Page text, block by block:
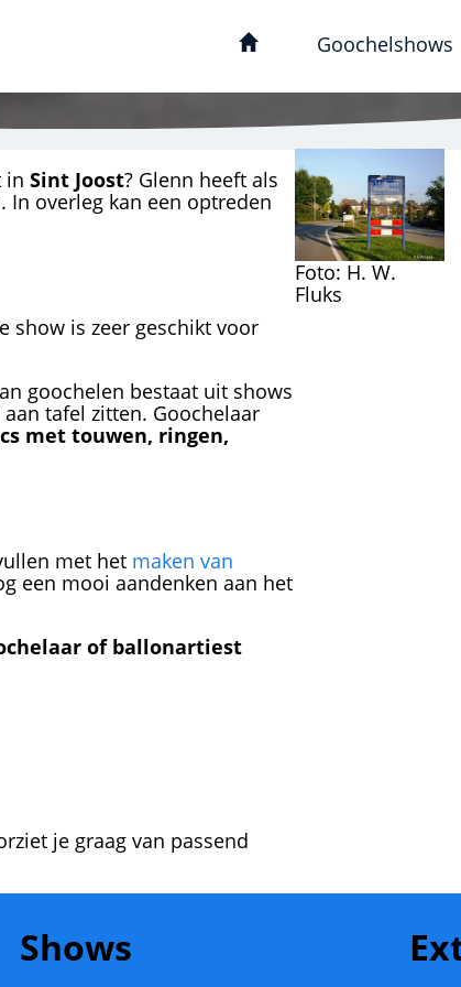
Goochelshows
in Sint Joost? Glenn heeft als
overleg kan een optreden
show is zeer geschikt voor
goochelen bestaat uit shows
tafel zitten. Goochelaar
met touwen, ringen,
met het maken van
een mooi aandenken aan het
of ballonartiest
je graag van passend
Foto: H. W.
Fluks
Shows